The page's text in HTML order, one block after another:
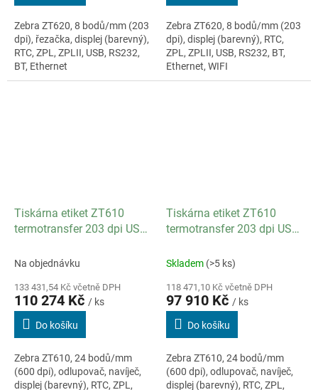
Zebra ZT620, 8 bodů/mm (203
dpi), řezačka, displej (barevný),
RTC, ZPL, ZPLII, USB, RS232,
BT, Ethernet
Zebra ZT620, 8 bodů/mm (203
dpi), displej (barevný), RTC,
ZPL, ZPLII, USB, RS232, BT,
Ethernet, WIFI
Tiskárna etiket ZT610
termotransfer 203 dpi USB
Bluetooth Navíječ Ethernet
Na objednávku
133 431,54 Kč včetně DPH
110 274 Kč / ks
Do košíku
Zebra ZT610, 24 bodů/mm
(600 dpi), odlupovač, navíječ,
displej (barevný), RTC, ZPL,
Tiskárna etiket ZT610
termotransfer 203 dpi USB
Bluetooth Navíječ Ethernet
Skladem (>5 ks)
118 471,10 Kč včetně DPH
97 910 Kč / ks
Do košíku
Zebra ZT610, 24 bodů/mm
(600 dpi), odlupovač, navíječ,
displej (barevný), RTC, ZPL,